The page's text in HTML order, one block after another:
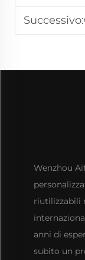
Successivo:
Wenzhou
riutilizzabili
anni di
subito un